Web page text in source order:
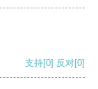
支持[0] 反对[0]